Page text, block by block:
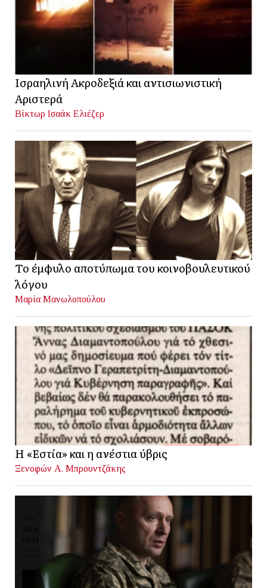
Ισραηλινή Ακροδεξιά και αντισιωνιστική
Αριστερά
Βίκτωρ Ισαάκ Ελιέζερ
Το έμφυλο αποτύπωμα του κοινοβουλευτικού
λόγου
Μαρία Μανωλοπούλου
Η «Εστία» και η ανέστια ύβρις
Ξενοφών Α. Μπρουντζάκης